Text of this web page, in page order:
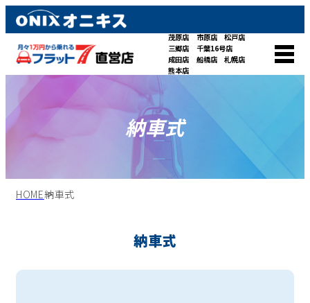
茂原店 市原店
松戸店
三郷店
千葉16号店
成田店
船橋店
札幌店
熊本店
納車式
HOME納車式
納車式